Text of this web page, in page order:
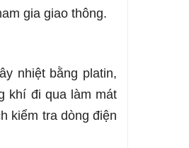
gia giao thông.
nhiệt bằng platin,
khí đi qua làm mát
kiểm tra dòng điện